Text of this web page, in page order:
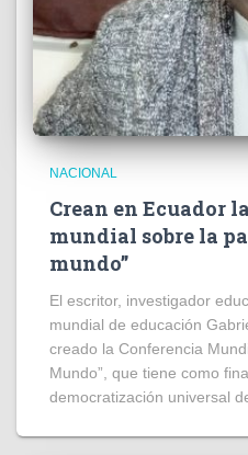
NACIONAL
Crean en Ecuador
mundial sobre la
mundo”
El escritor, investigador
mundial de educación
creado la Conferencia
Mundo”, que tiene como
democratización universal